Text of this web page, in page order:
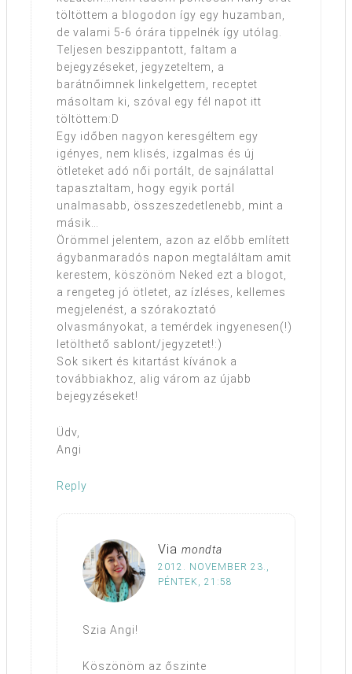
töltöttem a blogodon így egy huzamban,
de valami 5-6 órára tippelnék így utólag.
Teljesen beszippantott, faltam a
bejegyzéseket, jegyzeteltem, a
barátnőimnek linkelgettem, receptet
másoltam ki, szóval egy fél napot itt
töltöttem:D
Egy időben nagyon keresgéltem egy
igényes, nem klisés, izgalmas és új
ötleteket adó női portált, de sajnálattal
tapasztaltam, hogy egyik portál
unalmasabb, összeszedetlenebb, mint a
másik…
Örömmel jelentem, azon az előbb említett
ágybanmaradós napon megtaláltam amit
kerestem, köszönöm Neked ezt a blogot,
a rengeteg jó ötletet, az ízléses, kellemes
megjelenést, a szórakoztató
olvasmányokat, a temérdek ingyenesen(!)
letölthető sablont/jegyzetet!:)
Sok sikert és kitartást kívánok a
továbbiakhoz, alig várom az újabb
bejegyzéseket!
Üdv,
Angi
Reply
Via mondta
2012. NOVEMBER 23.,
PÉNTEK, 21:58
Szia Angi!
Köszönöm az őszinte